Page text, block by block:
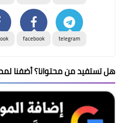
telegram
facebook
هل تستفيد من محتوانا؟ أضفنا